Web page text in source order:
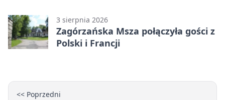
3 sierpnia 2026
Zagórzańska Msza połączyła gości z
Polski i Francji
<< Poprzedni